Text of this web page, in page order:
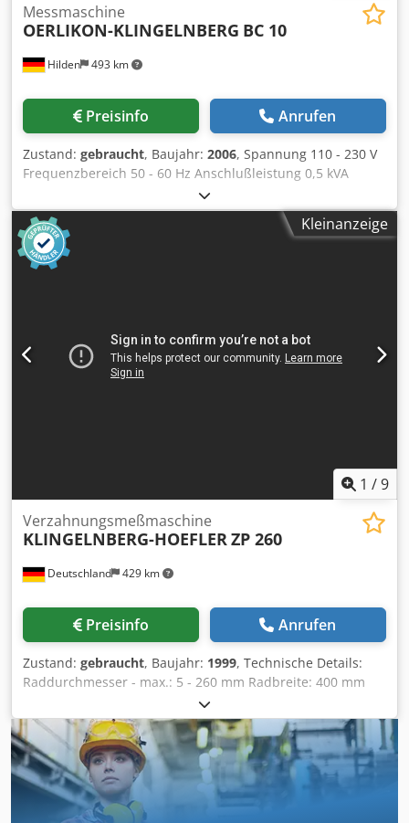
Hilden 493 km
Messmaschine
OERLIKON-KLINGELNBERG BC 10
Preisinfo Anrufen
Zustand: gebraucht, Baujahr: 2006, Spannung 110 - 230 V
Frequenzbereich 50 - 60 Hz Anschlußleistung 0,5 kVA
Abmessung HxBxT 1000 x 800 x 1750 mm Gewicht 150 kg
Dsdsyhq T Aspfx Acyjkr Messmaschine für Stabmesser.
Ausstattung/Zubehör: -Messwerkzeuge -Aufspannmittel -
Computer -Monitor -Drucker -Kabine -Technische
Dokumentation
Kleinanzeige
1 /9
Deutschland 429 km
Verzahnungsmeßmaschine
KLINGELNBERG-HOEFLERZP 260
Preisinfo Anrufen
Zustand: gebraucht, Baujahr: 1999, Technische Details:
Raddurchmesser - max.: 5 - 260 mm Radbreite: 400 mm
Djdpfxeqvcnnj Acyskr Modul - max.: 15 Modul - min.: 0,5
Verzahnungsdurchmesser - Innenverzahnung: 30 mm
Schrägungswinkel max.: > 85 ° Aussenverz.
Schrägungswinkel max.: > 45° Innenverz. Vertikaler
Messbereich: 400 mm Spitzenabstand: 5 - 600 mm
Tischdurchmesser: 260 mm max. Tischbelastung: 100 kg
Drehzahlen: 30 1/min Gesamtleistungsbedarf: 1,6 kVA